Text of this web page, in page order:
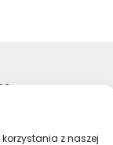
z naszej